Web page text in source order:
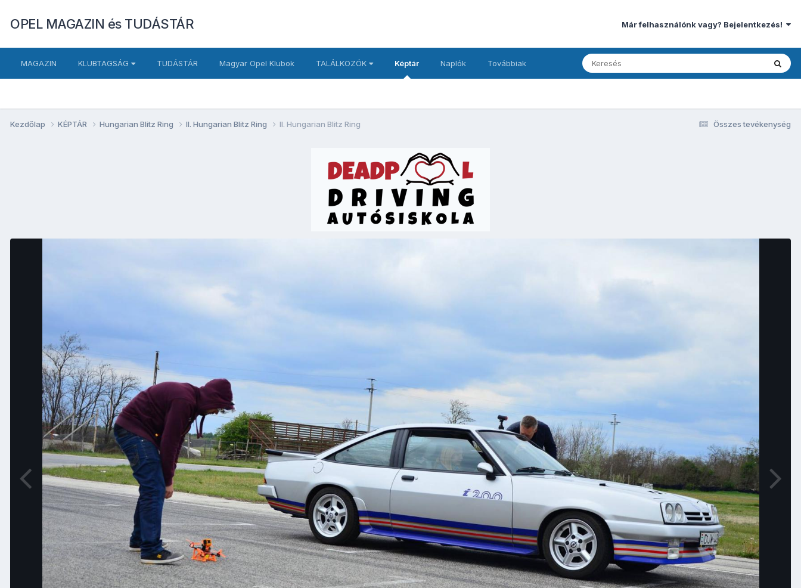
OPEL MAGAZIN és TUDÁSTÁR Már felhasználónk vagy? Bejelentkezés!
MAGAZIN KLUBTAGSÁG TUDÁSTÁR Magyar Opel Klubok TALÁLKOZÓK Képtár Naplók Továbbiak
Összes tevékenység
Kezdőlap KÉPTÁR Hungarian Blitz Ring II. Hungarian Blitz Ring II. Hungarian Blitz Ring